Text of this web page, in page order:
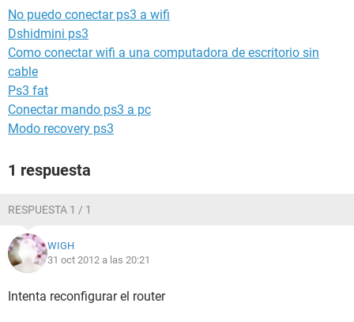
No puedo conectar ps3 a wifi
Dshidmini ps3
Como conectar wifi a una computadora de escritorio sin
cable
Ps3 fat
Conectar mando ps3 a pc
Modo recovery ps3
1 respuesta
RESPUESTA 1 / 1
WIGH
31 oct 2012 a las 20:21
Intenta reconfigurar el router